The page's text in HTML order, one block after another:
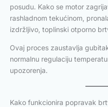
posudu. Kako se motor
rashladnom tekućinom,
izdržljivo, toplinski otporno
Ovaj proces zaustavlja
normalnu regulaciju
upozorenja.
Kako funkcionira popravak